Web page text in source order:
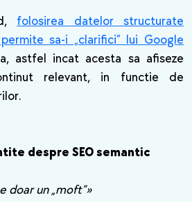
folosirea datelor structurate
sa-i „clarifici” lui Google
astfel incat acesta sa afiseze
relevant, in functie de
despre SEO semantic
doar un „moft”»